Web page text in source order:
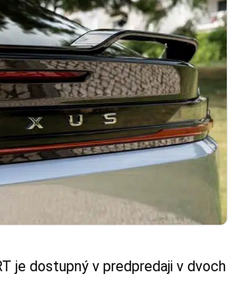
je dostupný v predpredaji v dvoch